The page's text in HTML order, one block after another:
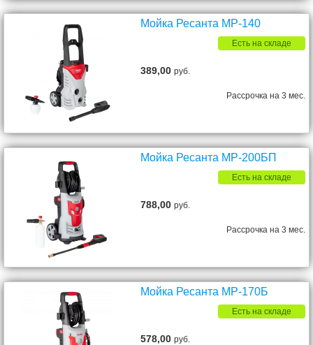
Мойка Ресанта МР-140
Есть на складе
389,00руб.
Рассрочка на 3 мес.
Мойка Ресанта МР-200БП
Есть на складе
788,00руб.
Рассрочка на 3 мес.
Мойка Ресанта МР-170Б
Есть на складе
578,00руб.